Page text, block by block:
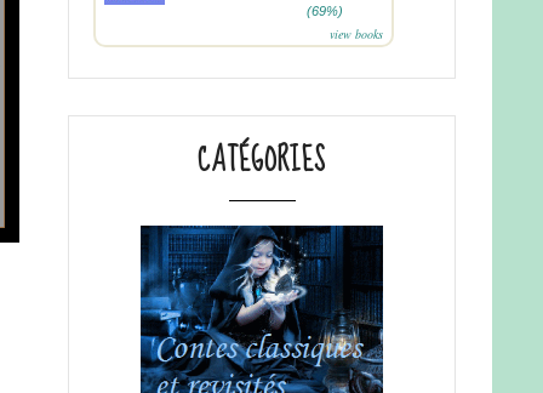
(69%)
view books
CATÉGORIES